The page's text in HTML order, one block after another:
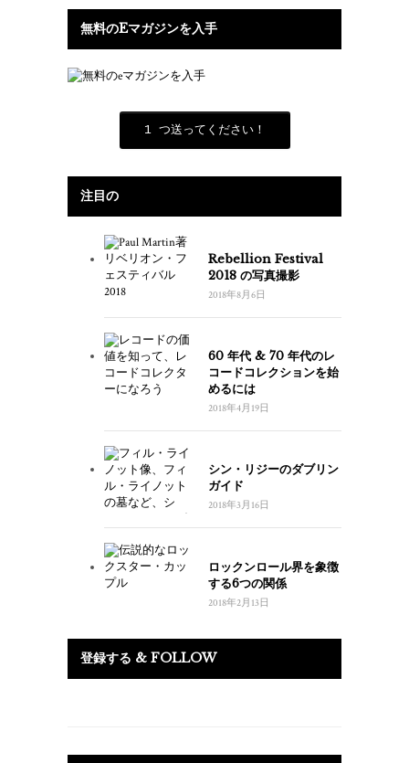
無料のEマガジンを入手
1 つ送ってください！
注目の
Rebellion Festival
2018 の写真撮影
2018年8月6日
60 年代 & 70 年代のレ
コードコレクションを始
めるには
2018年4月19日
シン・リジーのダブリン
ガイド
2018年3月16日
ロックンロール界を象徴
する6つの関係
2018年2月13日
登録する & FOLLOW